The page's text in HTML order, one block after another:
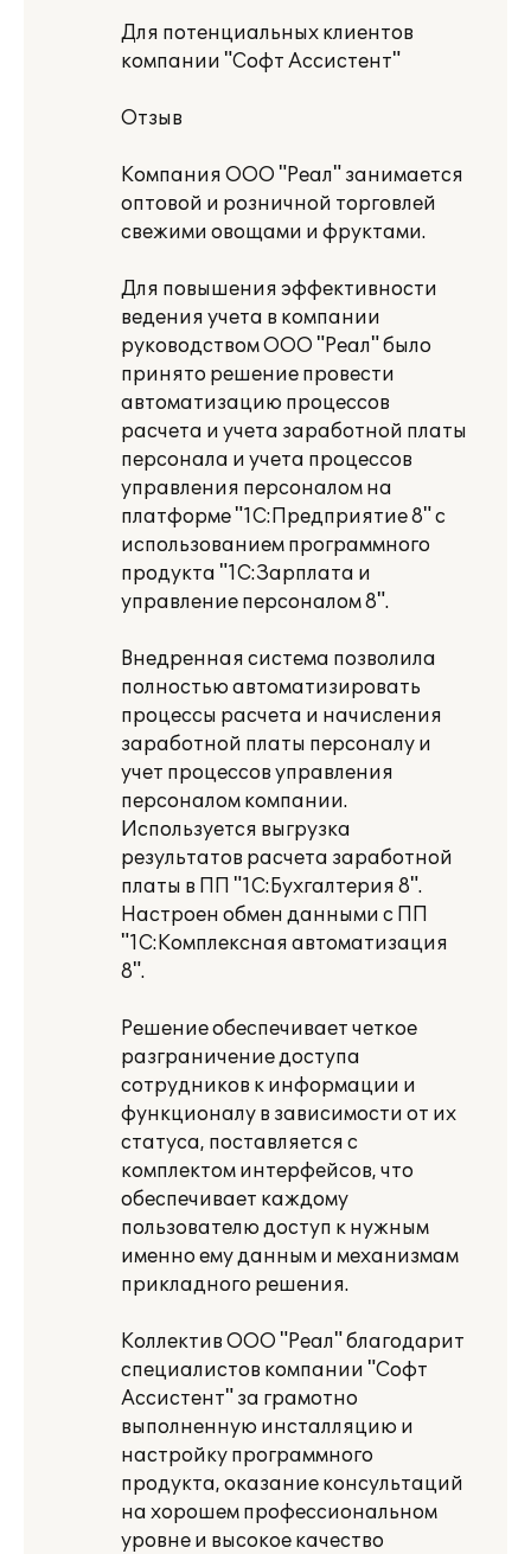
Для потенциальных клиентов
компании "Софт Ассистент"
Отзыв
Компания ООО "Реал" занимается
оптовой и розничной торговлей
свежими овощами и фруктами.
Для повышения эффективности
ведения учета в компании
руководством ООО "Реал" было
принято решение провести
автоматизацию процессов
расчета и учета заработной платы
персонала и учета процессов
управления персоналом на
платформе "1C:Предприятие 8" с
использованием программного
продукта "1С:Зарплата и
управление персоналом 8".
Внедренная система позволила
полностью автоматизировать
процессы расчета и начисления
заработной платы персоналу и
учет процессов управления
персоналом компании.
Используется выгрузка
результатов расчета заработной
платы в ПП "1С:Бухгалтерия 8".
Настроен обмен данными с ПП
"1С:Комплексная автоматизация
8".
Решение обеспечивает четкое
разграничение доступа
сотрудников к информации и
функционалу в зависимости от их
статуса, поставляется с
комплектом интерфейсов, что
обеспечивает каждому
пользователю доступ к нужным
именно ему данным и механизмам
прикладного решения.
Коллектив ООО "Реал" благодарит
специалистов компании "Софт
Ассистент" за грамотно
выполненную инсталляцию и
настройку программного
продукта, оказание консультаций
на хорошем профессиональном
уровне и высокое качество